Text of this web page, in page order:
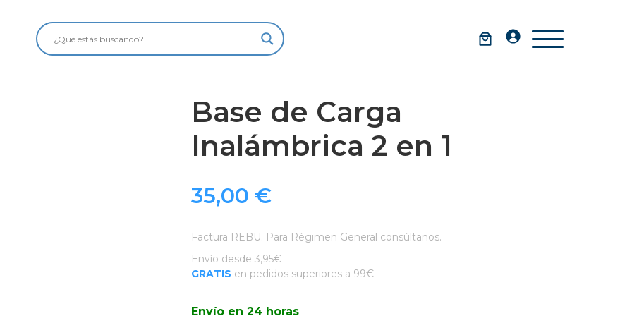
Base de Carga
Inalámbrica 2 en 1
35,00 €
Factura REBU. Para Régimen General consúltanos.
Envío desde 3,95€
GRATIS en pedidos superiores a 99€
Envío en 24 horas